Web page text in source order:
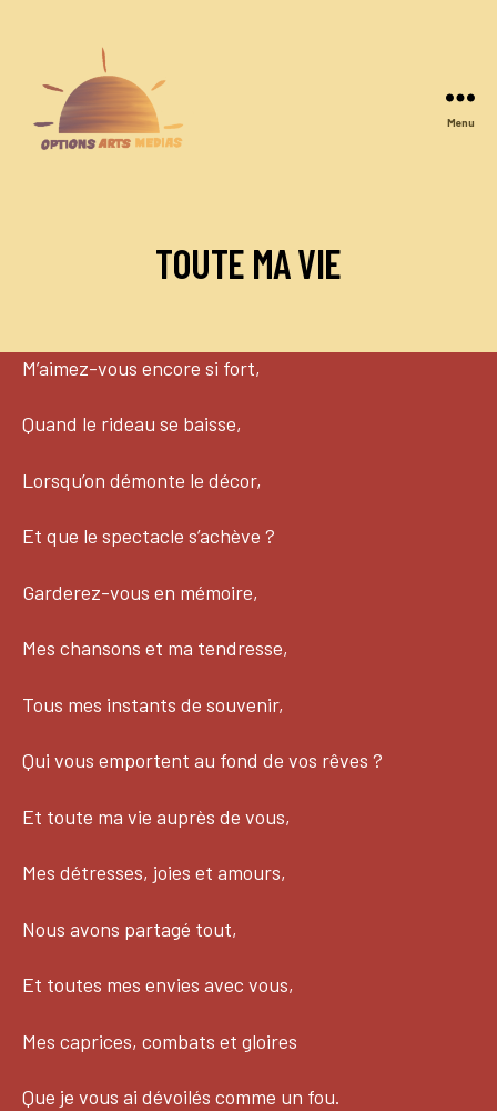
Menu
TOUTE MA VIE
M’aimez-vous encore si fort,
Quand le rideau se baisse,
Lorsqu’on démonte le décor,
Et que le spectacle s’achève ?
Garderez-vous en mémoire,
Mes chansons et ma tendresse,
Tous mes instants de souvenir,
Qui vous emportent au fond de vos rêves ?
Et toute ma vie auprès de vous,
Mes détresses, joies et amours,
Nous avons partagé tout,
Et toutes mes envies avec vous,
Mes caprices, combats et gloires
Que je vous ai dévoilés comme un fou.